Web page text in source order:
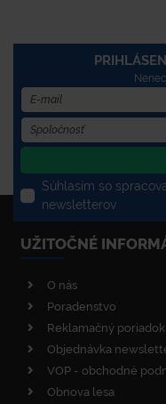
Súhlasím so
newsletterov
UŽITOČNÉ
O nás
Poradenstvo
Reklamačný poriadok
Objednávka
VOP - obchodné
Obnova lesa